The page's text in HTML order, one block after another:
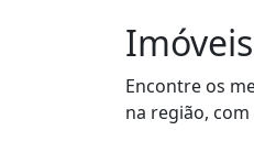
Encontre os
na região,